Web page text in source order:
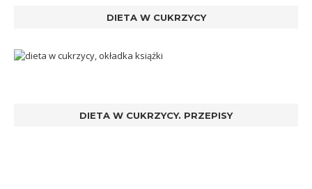
DIETA W CUKRZYCY
DIETA W CUKRZYCY. PRZEPISY